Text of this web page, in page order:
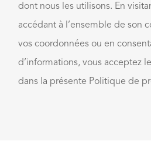
dont nous les utilisons. En
accédant à l’ensemble de son
vos coordonnées ou en
d’informations, vous acceptez
dans la présente Politique de